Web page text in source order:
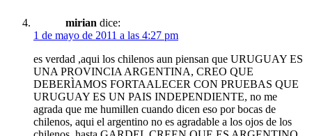
mirian dice:
1 de mayo de 2011 a las 4:27 pm
es verdad ,aqui los chilenos aun piensan que URUGUAY ES
UNA PROVINCIA ARGENTINA, CREO QUE
DEBERÌAMOS FORTAALECER CON PRUEBAS QUE
URUGUAY ES UN PAIS INDEPENDIENTE, no me
agrada que me humillen cuando dicen eso por bocas de
chilenos, aqui el argentino no es agradable a los ojos de los